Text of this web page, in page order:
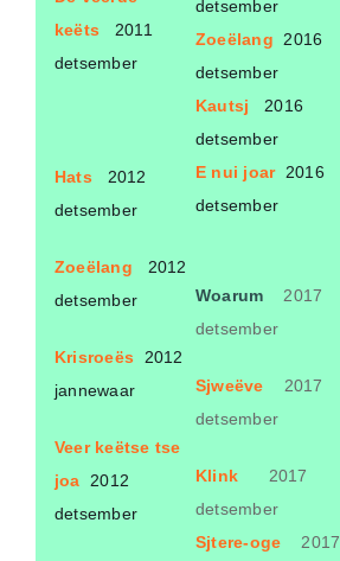
keëts
2011
detsember
Hats
2012
detsember
Zoeëlang
2012
detsember
Krisroeës
2012
jannewaar
Veer keëtse tse
joa
2012
detsember
detsember
Zoeëlang
2016
detsember
Kautsj
2016
detsember
E nui joar 2016
detsember
Woarum
2017
detsember
Sjweëve
2017
detsember
Klink
2017
detsember
Sjtere-oge
2017